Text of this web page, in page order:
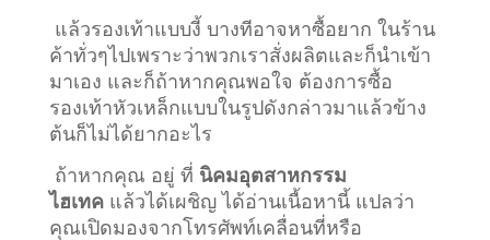
แล้วรองเท้าแบบงี้ บางทีอาจหาซื้อยาก ในร้าน
ค้าทั่วๆไปเพราะว่าพวกเราสั่งผลิตและก็นำเข้า
มาเอง และก็ถ้าหากคุณพอใจ ต้องการซื้อ
รองเท้าหัวเหล็กแบบในรูปดังกล่าวมาแล้วข้าง
ต้นก็ไม่ได้ยากอะไร
ถ้าหากคุณ อยู่ ที่ นิคมอุตสาหกรรม
ไฮเทคแล้วได้เผชิญ ได้อ่านเนื้อหานี้ แปลว่า
คุณเปิดมองจากโทรศัพท์เคลื่อนที่หรือ